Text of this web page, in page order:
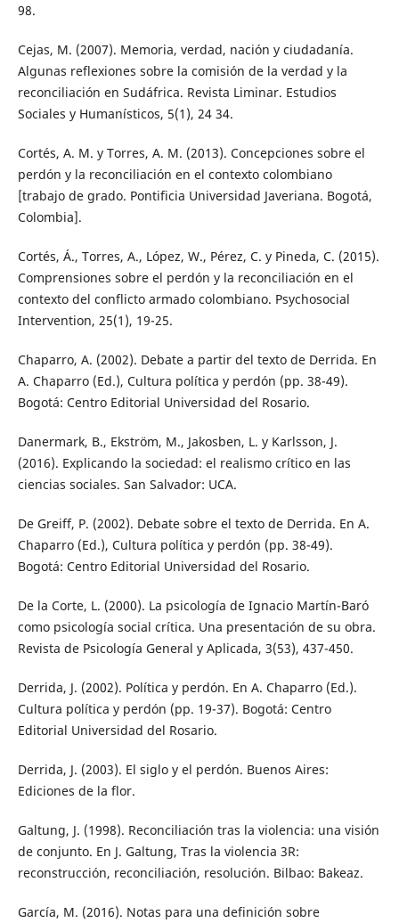
98.
Cejas, M. (2007). Memoria, verdad, nación y ciudadanía.
Algunas reflexiones sobre la comisión de la verdad y la
reconciliación en Sudáfrica. Revista Liminar. Estudios
Sociales y Humanísticos, 5(1), 24 34.
Cortés, A. M. y Torres, A. M. (2013). Concepciones sobre el
perdón y la reconciliación en el contexto colombiano
[trabajo de grado. Pontificia Universidad Javeriana. Bogotá,
Colombia].
Cortés, Á., Torres, A., López, W., Pérez, C. y Pineda, C. (2015).
Comprensiones sobre el perdón y la reconciliación en el
contexto del conflicto armado colombiano. Psychosocial
Intervention, 25(1), 19-25.
Chaparro, A. (2002). Debate a partir del texto de Derrida. En
A. Chaparro (Ed.), Cultura política y perdón (pp. 38-49).
Bogotá: Centro Editorial Universidad del Rosario.
Danermark, B., Ekström, M., Jakosben, L. y Karlsson, J.
(2016). Explicando la sociedad: el realismo crítico en las
ciencias sociales. San Salvador: UCA.
De Greiff, P. (2002). Debate sobre el texto de Derrida. En A.
Chaparro (Ed.), Cultura política y perdón (pp. 38-49).
Bogotá: Centro Editorial Universidad del Rosario.
De la Corte, L. (2000). La psicología de Ignacio Martín-Baró
como psicología social crítica. Una presentación de su obra.
Revista de Psicología General y Aplicada, 3(53), 437-450.
Derrida, J. (2002). Política y perdón. En A. Chaparro (Ed.).
Cultura política y perdón (pp. 19-37). Bogotá: Centro
Editorial Universidad del Rosario.
Derrida, J. (2003). El siglo y el perdón. Buenos Aires:
Ediciones de la flor.
Galtung, J. (1998). Reconciliación tras la violencia: una visión
de conjunto. En J. Galtung, Tras la violencia 3R:
reconstrucción, reconciliación, resolución. Bilbao: Bakeaz.
García, M. (2016). Notas para una definición sobre